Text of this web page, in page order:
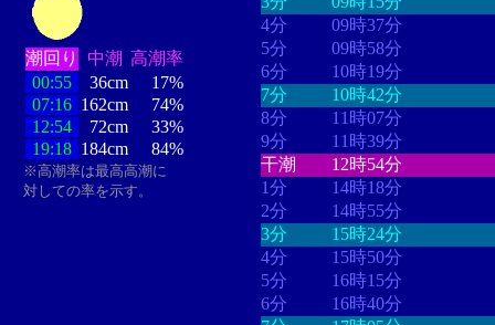
潮回り 中潮 高潮率
00:55
36cm
17%
07:16 162cm
74%
12:54
72cm
33%
19:18 184cm 84%
※高潮率は最高高潮に
対しての率を示す。
4分
09時37分
5分
09時58分
6分
10時19分
7分
10時42分
8分
11時07分
9分
11時39分
干潮
12時54分
1分
14時18分
2分
14時55分
3分
15時24分
4分
15時50分
5分
16時15分
6分
16時40分